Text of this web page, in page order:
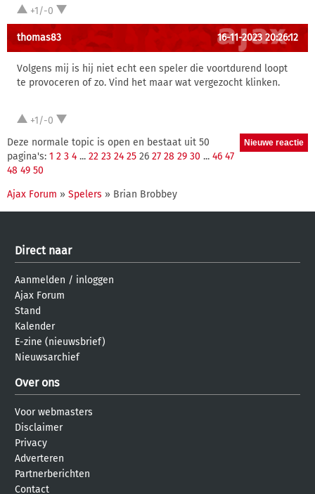
+1/-0
thomas83 16-11-2023 20:26:12
Volgens mij is hij niet echt een speler die voortdurend loopt
te provoceren of zo. Vind het maar wat vergezocht klinken.
+1/-0
Deze normale topic is open en bestaat uit 50
pagina's: 1 2 3 4 ... 22 23 24 25 26 27 28 29 30 ... 46 47
48 49 50
Ajax Forum » Spelers » Brian Brobbey
Direct naar
Aanmelden / inloggen
Ajax Forum
Stand
Kalender
E-zine (nieuwsbrief)
Nieuwsarchief
Over ons
Voor webmasters
Disclaimer
Privacy
Adverteren
Partnerberichten
Contact